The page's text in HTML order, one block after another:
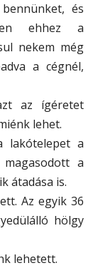
és
ehhez a
nekem még
a cégnél,
az ígéretet
lehet.
lakótelepet a
a
átadása is.
Az egyik 36
hölgy
lehetett.